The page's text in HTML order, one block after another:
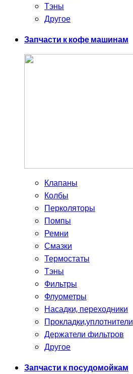
Тэны
Другое
Запчасти к кофе машинам
Клапаны
Колбы
Перколяторы
Помпы
Ремни
Смазки
Термостаты
Тэны
Фильтры
Флуометры
Насадки, переходники
Прокладки,уплотнители
Держатели фильтров
Другое
Запчасти к посудомойкам